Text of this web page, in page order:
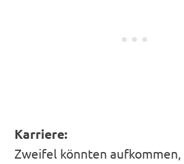
Karriere:
Zweifel könnten aufkommen,